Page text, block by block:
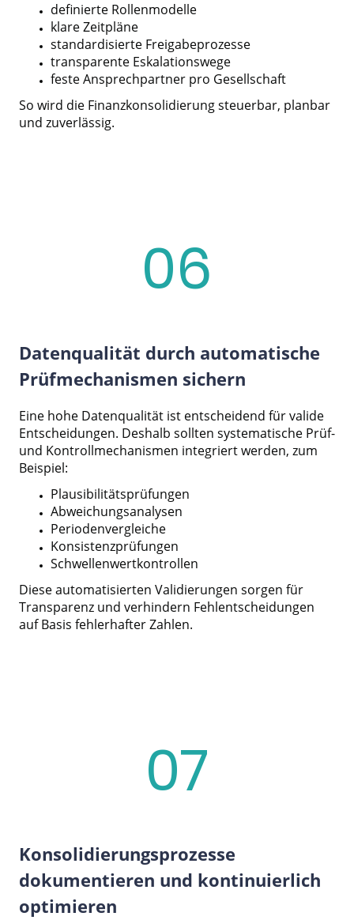
definierte Rollenmodelle
klare Zeitpläne
standardisierte Freigabeprozesse
transparente Eskalationswege
feste Ansprechpartner pro Gesellschaft
So wird die Finanzkonsolidierung steuerbar, planbar
und zuverlässig.
06
Datenqualität durch automatische
Prüfmechanismen sichern
Eine hohe Datenqualität ist entscheidend für valide
Entscheidungen. Deshalb sollten systematische Prüf-
und Kontrollmechanismen integriert werden, zum
Beispiel:
Plausibilitätsprüfungen
Abweichungsanalysen
Periodenvergleiche
Konsistenzprüfungen
Schwellenwertkontrollen
Diese automatisierten Validierungen sorgen für
Transparenz und verhindern Fehlentscheidungen
auf Basis fehlerhafter Zahlen.
07
Konsolidierungsprozesse
dokumentieren und kontinuierlich
optimieren